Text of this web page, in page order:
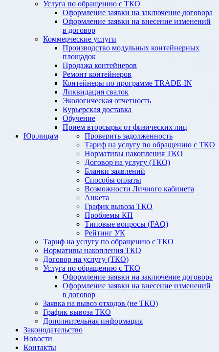
Услуга по обращению с ТКО
Оформление заявки на заключение договора
Оформление заявки на внесение изменений
в договор
Коммерческие услуги
Производство модульных контейнерных
площадок
Продажа контейнеров
Ремонт контейнеров
Контейнеры по программе TRADE-IN
Ликвидация свалок
Экологическая отчетность
Курьерская доставка
Обучение
Прием вторсырья от физических лиц
Проверить задолженность
Тариф на услугу по обращению с ТКО
Нормативы накопления ТКО
Договор на услугу (ТКО)
Бланки заявлений
Способы оплаты
Возможности Личного кабинета
Анкета
График вывоза ТКО
Проблемы КП
Типовые вопросы (FAQ)
Рейтинг УК
Юр.лицам
Тариф на услугу по обращению с ТКО
Нормативы накопления ТКО
Договор на услугу (ТКО)
Услуга по обращению с ТКО
Оформление заявки на заключение договора
Оформление заявки на внесение изменений
в договор
Заявка на вывоз отходов (не ТКО)
График вывоза ТКО
Дополнительная информация
Законодательство
Новости
Контакты